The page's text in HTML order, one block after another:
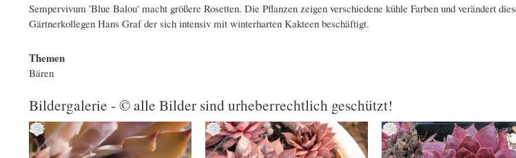
Sempervivum 'Blue Balou' macht größere Rosetten. Die Pflanzen zeigen verschiedene kühle Farben und verändert
Gärtnerkollegen Hans Graf der sich intensiv mit winterharten Kakteen beschäftigt.
Themen
Bären
Bildergalerie - © alle Bilder sind urheberrechtlich geschützt!